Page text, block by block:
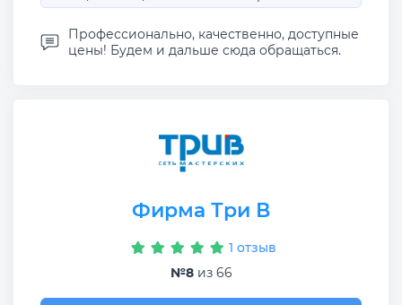
Профессионально, качественно, доступные
цены! Будем и дальше сюда обращаться.
Фирма Три В
1 отзыв
№8из 66